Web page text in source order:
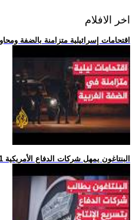
اخر الافلام
.. 5 اقتحامات إسرائيلية متزامنة بالضفة
.. البنتاغون يمهل شركات الدفاع الأمريكية 21 يوما لتقديم خطط تسر